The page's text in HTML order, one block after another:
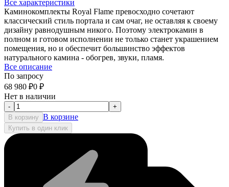
Все характеристики
Каминокомплекты Royal Flame превосходно сочетают
классический стиль портала и сам очаг, не оставляя к своему
дизайну равнодушным никого. Поэтому электрокамин в
полном и готовом исполнении не только станет украшением
помещения, но и обеспечит большинство эффектов
натурального камина - обогрев, звуки, пламя.
Все описание
По запросу
68 980 ₽0 ₽
Нет в наличии
-
+
В корзину В корзине
Купить в один клик